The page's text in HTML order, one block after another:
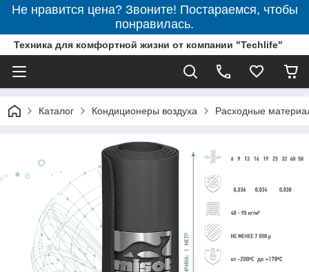
Не нравится цена? Звоните! Постараемся, чтобы
понравилась.
Техника для комфортной жизни от компании "Techlife"
Каталог Кондиционеры воздуха Расходные